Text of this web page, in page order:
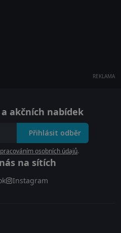
REKLAMA
akčních nabídek
Přihlásit odběr
osobních údajů.
na sítích
Instagram